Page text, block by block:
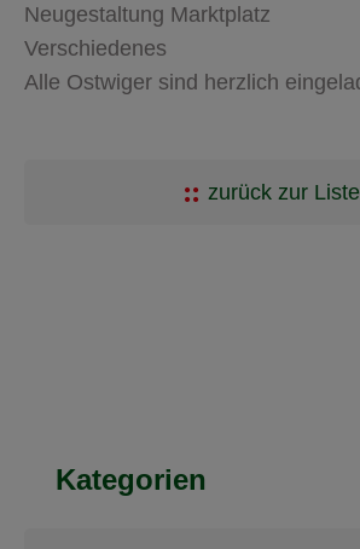
Neugestaltung Marktplatz
Verschiedenes
Alle Ostwiger sind herzlich
zurück zur Liste
Kategorien